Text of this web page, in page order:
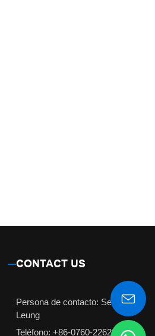
CONTACT US
Persona de contacto: Señorita
Leung
Teléfono: +86-0760-22629231 /